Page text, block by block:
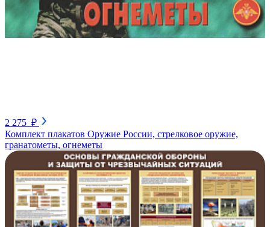
2 275 ₽
Комплект плакатов Оружие России, стрелковое оружие,
гранатометы, огнеметы